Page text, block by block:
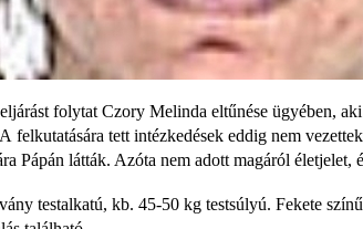
folytat Czory Melinda eltűnése ügyében,
felkutatására tett intézkedések eddig nem
Pápán látták. Azóta nem adott magáról életjelet,
testalkatú, kb. 45-50 kg testsúlyú. Fekete